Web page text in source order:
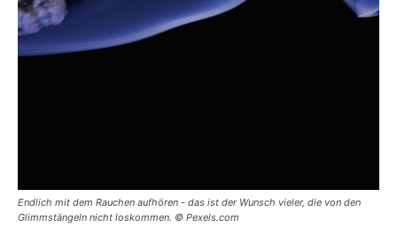
Endlich mit dem Rauchen aufhören - das ist der Wunsch vieler, die von den
Glimmstängeln nicht loskommen. © Pexels.com